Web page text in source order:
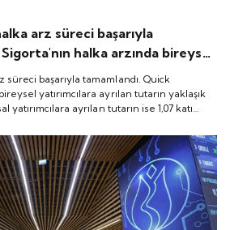
arz süreci başarıyla
halka arzında bireysel
tutarın yaklaşık 1,31 katı ve yurt
ayrılan tutarın ise 1,07 katı
6 Ağustos 2026 tarihinde
süreci başarıyla tamamlandı. Quick
yatırımcılara ayrılan tutarın yaklaşık
yatırımcılara ayrılan tutarın ise 1,07 katı
görmeye başlayacak.